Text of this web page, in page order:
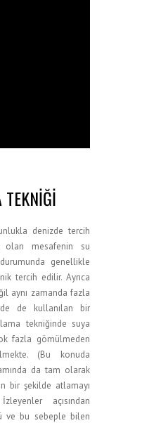
denizde tercih
olan mesafenin su
genellikle
tercih edilir. Ayrıca
aynı zamanda fazla
de kullanılan bir
tekniğinde suya
fazla gömülmeden
(Bu konuda
da tam olarak
bir şekilde atlamayı
açısından
ve bu sebeple bilen